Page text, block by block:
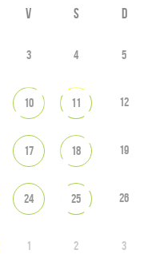
V S D
3 4 5
10 11 12
17 18 19
24 25 26
1 2 3